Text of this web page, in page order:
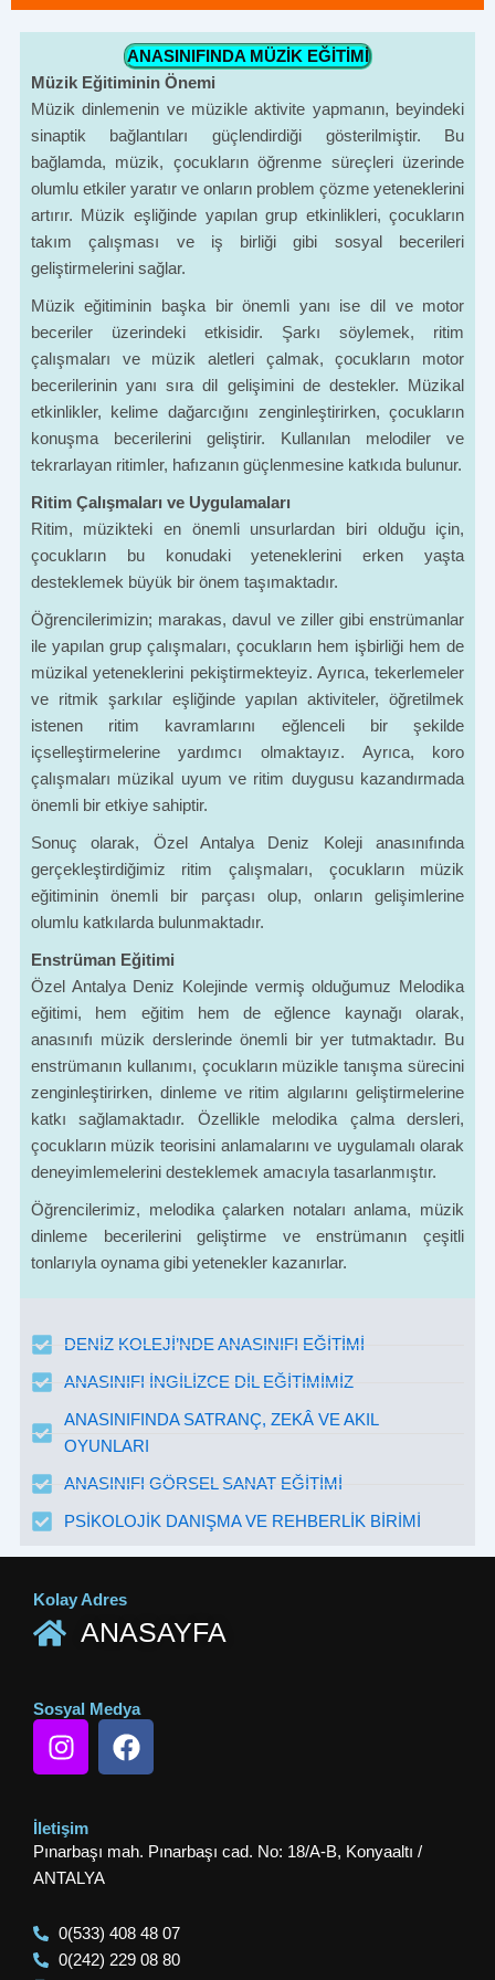
ANASINIFINDA MÜZİK EĞİTİMİ
Müzik Eğitiminin Önemi
Müzik dinlemenin ve müzikle aktivite yapmanın, beyindeki
sinaptik bağlantıları güçlendirdiği gösterilmiştir. Bu
bağlamda, müzik, çocukların öğrenme süreçleri üzerinde
olumlu etkiler yaratır ve onların problem çözme yeteneklerini
artırır. Müzik eşliğinde yapılan grup etkinlikleri, çocukların
takım çalışması ve iş birliği gibi sosyal becerileri
geliştirmelerini sağlar.
Müzik eğitiminin başka bir önemli yanı ise dil ve motor
beceriler üzerindeki etkisidir. Şarkı söylemek, ritim
çalışmaları ve müzik aletleri çalmak, çocukların motor
becerilerinin yanı sıra dil gelişimini de destekler. Müzikal
etkinlikler, kelime dağarcığını zenginleştirirken, çocukların
konuşma becerilerini geliştirir. Kullanılan melodiler ve
tekrarlayan ritimler, hafızanın güçlenmesine katkıda bulunur.
Ritim Çalışmaları ve Uygulamaları
Ritim, müzikteki en önemli unsurlardan biri olduğu için,
çocukların bu konudaki yeteneklerini erken yaşta
desteklemek büyük bir önem taşımaktadır.
Öğrencilerimizin; marakas, davul ve ziller gibi enstrümanlar
ile yapılan grup çalışmaları, çocukların hem işbirliği hem de
müzikal yeteneklerini pekiştirmekteyiz. Ayrıca, tekerlemeler
ve ritmik şarkılar eşliğinde yapılan aktiviteler, öğretilmek
istenen ritim kavramlarını eğlenceli bir şekilde
içselleştirmelerine yardımcı olmaktayız. Ayrıca, koro
çalışmaları müzikal uyum ve ritim duygusu kazandırmada
önemli bir etkiye sahiptir.
Sonuç olarak, Özel Antalya Deniz Koleji anasınıfında
gerçekleştirdiğimiz ritim çalışmaları, çocukların müzik
eğitiminin önemli bir parçası olup, onların gelişimlerine
olumlu katkılarda bulunmaktadır.
Enstrüman Eğitimi
Özel Antalya Deniz Kolejinde vermiş olduğumuz Melodika
eğitimi, hem eğitim hem de eğlence kaynağı olarak,
anasınıfı müzik derslerinde önemli bir yer tutmaktadır. Bu
enstrümanın kullanımı, çocukların müzikle tanışma sürecini
zenginleştirirken, dinleme ve ritim algılarını geliştirmelerine
katkı sağlamaktadır. Özellikle melodika çalma dersleri,
çocukların müzik teorisini anlamalarını ve uygulamalı olarak
deneyimlemelerini desteklemek amacıyla tasarlanmıştır.
Öğrencilerimiz, melodika çalarken notaları anlama, müzik
dinleme becerilerini geliştirme ve enstrümanın çeşitli
tonlarıyla oynama gibi yetenekler kazanırlar.
DENİZ KOLEJİ’NDE ANASINIFI EĞİTİMİ
ANASINIFI İNGİLİZCE DİL EĞİTİMİMİZ
ANASINIFINDA SATRANÇ, ZEKÂ VE AKIL
OYUNLARI
ANASINIFI GÖRSEL SANAT EĞİTİMİ
PSİKOLOJİK DANIŞMA VE REHBERLİK BİRİMİ
Kolay Adres
ANASAYFA
Sosyal Medya
I
n
t
a
g
a
m
F
a
b
k
İletişim
Pınarbaşı mah. Pınarbaşı cad. No: 18/A-B, Konyaaltı /
ANTALYA
0(533) 408 48 07
0(242) 229 08 80